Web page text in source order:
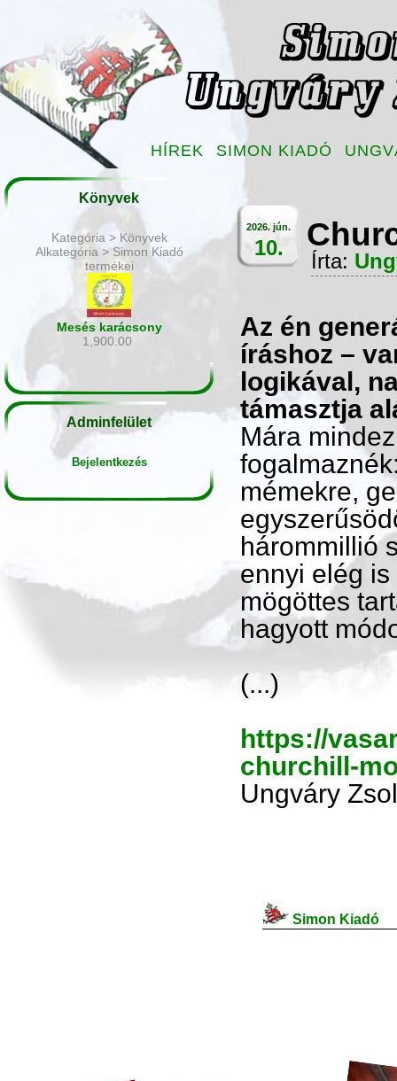
HÍREK SIMON KIADÓ
Könyvek
Kategória > Könyvek
Alkategória > Simon Kiadó
termékei
Mesés karácsony
1,900.00
Adminfelület
Bejelentkezés
2026. jún.
10.
Írta:
Az én
íráshoz –
logikával,
támasztja
Mára
mémekre,
hárommillió
ennyi elég is
mögöttes
hagyott
(...)
https://
churchill-
Ungváry
Simon Kiadó